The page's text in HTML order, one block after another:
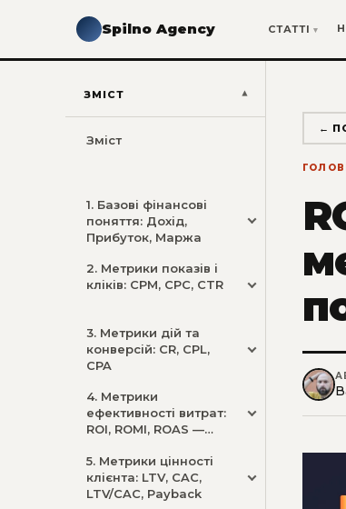
Spilno Agency СТАТТІ
ЗМІСТ
Зміст
1. Базові фінансові
поняття: Дохід,
Прибуток, Маржа
2. Метрики показів і
кліків: CPM, CPC, CTR
3. Метрики дій та
конверсій: CR, CPL,
CPA
4. Метрики
ефективності витрат:
ROI, ROMI, ROAS —
5. Метрики цінності
клієнта: LTV, CAC,
LTV/CAC, Payback
←